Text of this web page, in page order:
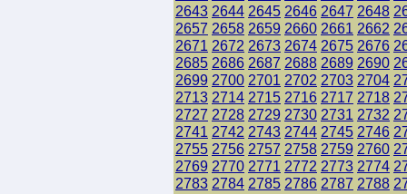
2643 2644 2645 2646 2647 2648
2657 2658 2659 2660 2661 2662
2671 2672 2673 2674 2675 2676
2685 2686 2687 2688 2689 2690
2699 2700 2701 2702 2703 2704
2713 2714 2715 2716 2717 2718
2727 2728 2729 2730 2731 2732
2741 2742 2743 2744 2745 2746
2755 2756 2757 2758 2759 2760
2769 2770 2771 2772 2773 2774
2783 2784 2785 2786 2787 2788